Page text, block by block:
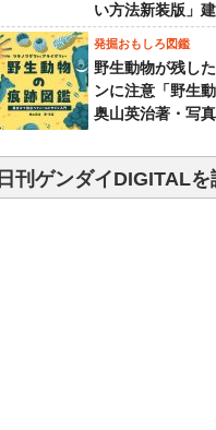
い方法新装版」
発掘おもしろ図鑑
野生動物が残し
ンに注意「野生
奥山英治著・写真
日刊ゲンダイDIGITALを